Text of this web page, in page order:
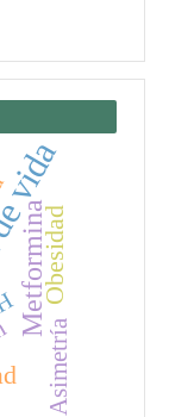
MetforminaObesidad
Asimetría